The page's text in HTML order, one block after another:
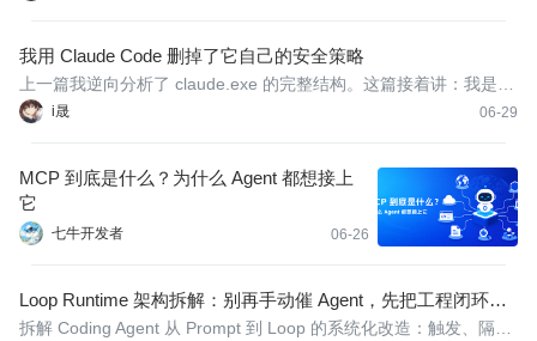
我用 Claude Code 删掉了它自己的安全策略
i晟 06-29
上一篇我逆向分析了 claude.exe 的完整结构。这篇接着讲：我是怎
么用 Claude Code 亲手把它自己的身份声明和安全策略从二进制里
MCP 到底是什么？为什么 Agent 都想接上
它
七牛开发者 06-26
Loop Runtime 架构拆解：别再手动催 Agent，先把工程闭环跑
起来
拆解 Coding Agent 从 Prompt 到 Loop 的系统化改造：触发、隔